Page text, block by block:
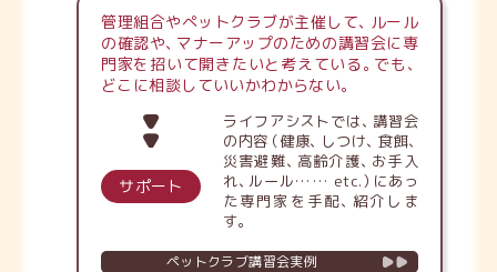
管理組合やぺットクラブが主催して、ルール
の確認や、マナーアップのための講習会に専
門家を招いて開きたいと考えている。でも 、
どこに相談していいかわからない。
サポート
ライフアシストでは、講習会
の内容（健康、しつけ、食餌、
災害避難、高齢介護、お手入
れ、ルール…… etc.）にあっ
た専門家を手配、紹介しま
す。
ペットクラブ講習会実例